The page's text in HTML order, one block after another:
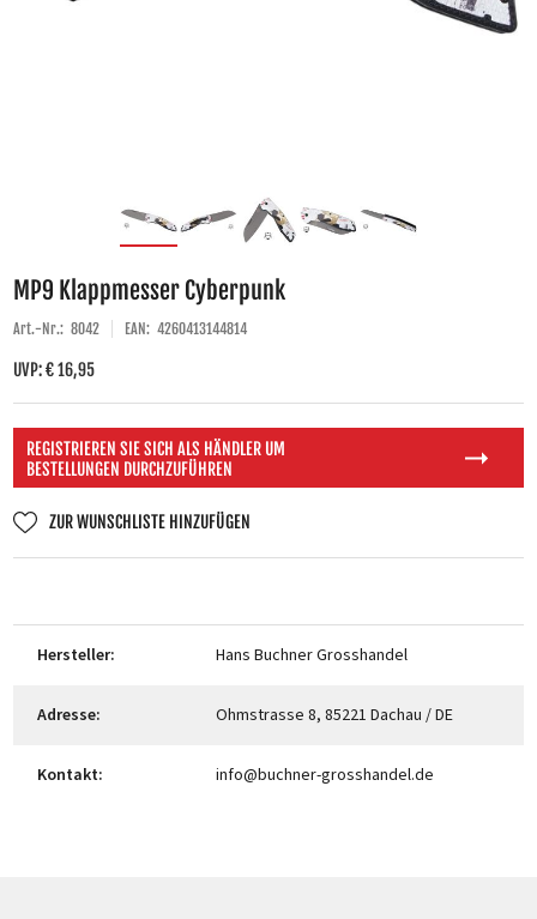
MP9 Klappmesser Cyberpunk
Art.-Nr.: 8042 EAN: 4260413144814
UVP: € 16,95
REGISTRIEREN SIE SICH ALS HÄNDLER UM
BESTELLUNGEN DURCHZUFÜHREN
ZUR WUNSCHLISTE HINZUFÜGEN
Hersteller: Hans Buchner Grosshandel
Adresse: Ohmstrasse 8, 85221 Dachau / DE
Kontakt: info@buchner-grosshandel.de